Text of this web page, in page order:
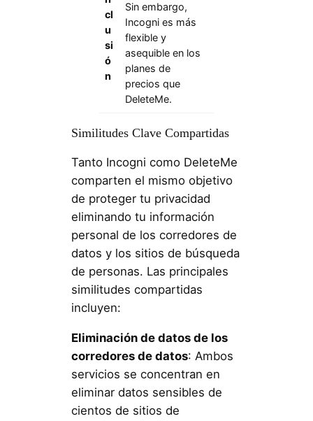
cl
u
si
ó
n
Sin embargo,
Incogni es más
flexible y
asequible en los
planes de
precios que
DeleteMe.
Similitudes Clave Compartidas
Tanto Incogni como DeleteMe
comparten el mismo objetivo
de proteger tu privacidad
eliminando tu información
personal de los corredores de
datos y los sitios de búsqueda
de personas. Las principales
similitudes compartidas
incluyen:
Eliminación de datos de los
corredores de datos: Ambos
servicios se concentran en
eliminar datos sensibles de
cientos de sitios de